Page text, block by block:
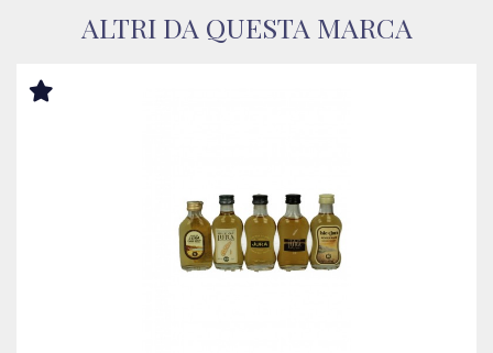
ALTRI DA QUESTA MARCA